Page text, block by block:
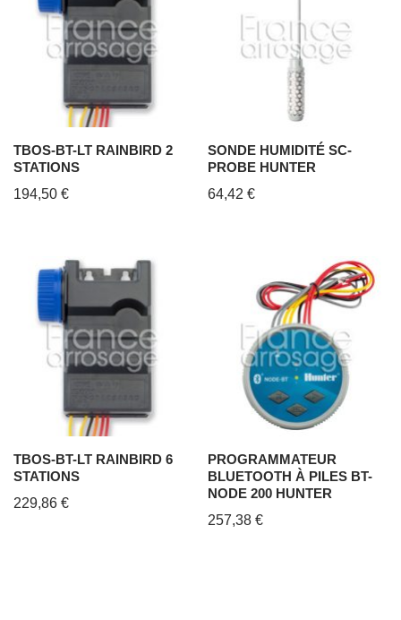
TBOS-BT-LT RAINBIRD 2
STATIONS
194,50 €
SONDE HUMIDITÉ SC-
PROBE HUNTER
64,42€
TBOS-BT-LT RAINBIRD 6
STATIONS
229,86 €
PROGRAMMATEUR
BLUETOOTH À PILES BT-
NODE 200 HUNTER
257,38€